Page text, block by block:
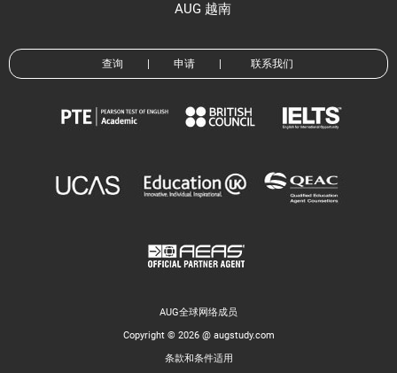
AUG 越南
查询 申请 联系我们
AUG全球网络成员
Copyright © 2026 @ augstudy.com
条款和条件适用